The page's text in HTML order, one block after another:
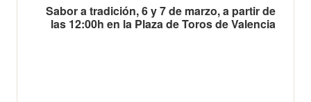
Sabor a tradición, 6 y 7 de marzo, a partir de
las 12:00h en la Plaza de Toros de Valencia